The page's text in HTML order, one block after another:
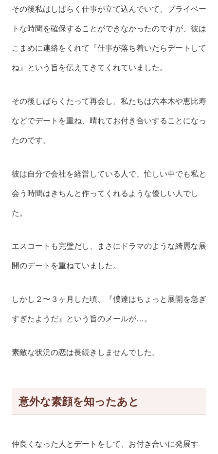
その後私はしばらく仕事が立て込んでいて、プライベー
トな時間を確保することができなかったのですが、彼は
こまめに連絡をくれて『仕事が落ち着いたらデートして
ね』という旨を伝えてきてくれていました。
その後しばらくたって再会し、私たちは六本木や恵比寿
などでデートを重ね、晴れてお付き合いすることになっ
たのです。
彼は自分で会社を経営している人で、忙しい中でも私と
会う時間はきちんと作ってくれるような優しい人でし
た。
エスコートも完璧だし、まさにドラマのような綺麗な展
開のデートを重ねていました。
しかし２〜３ヶ月した頃、『僕達はちょっと展開を急ぎ
すぎたようだ』という旨のメールが…。
素敵な状況の恋は長続きしませんでした。
意外な素顔を知ったあと
仲良くなった人とデートをして、お付き合いに発展す